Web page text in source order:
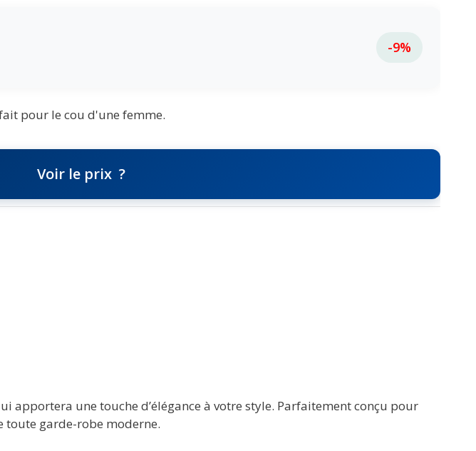
-9%
pour le cou d'une femme.
Voir le prix
apportera une touche d’élégance à votre style. Parfaitement conçu pour
toute garde-robe moderne.